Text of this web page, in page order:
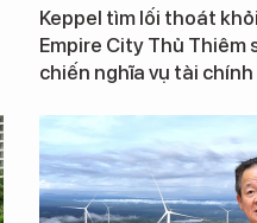
Keppel tìm lối thoát
Empire City Thủ Thiêm
chiến nghĩa vụ tài chính